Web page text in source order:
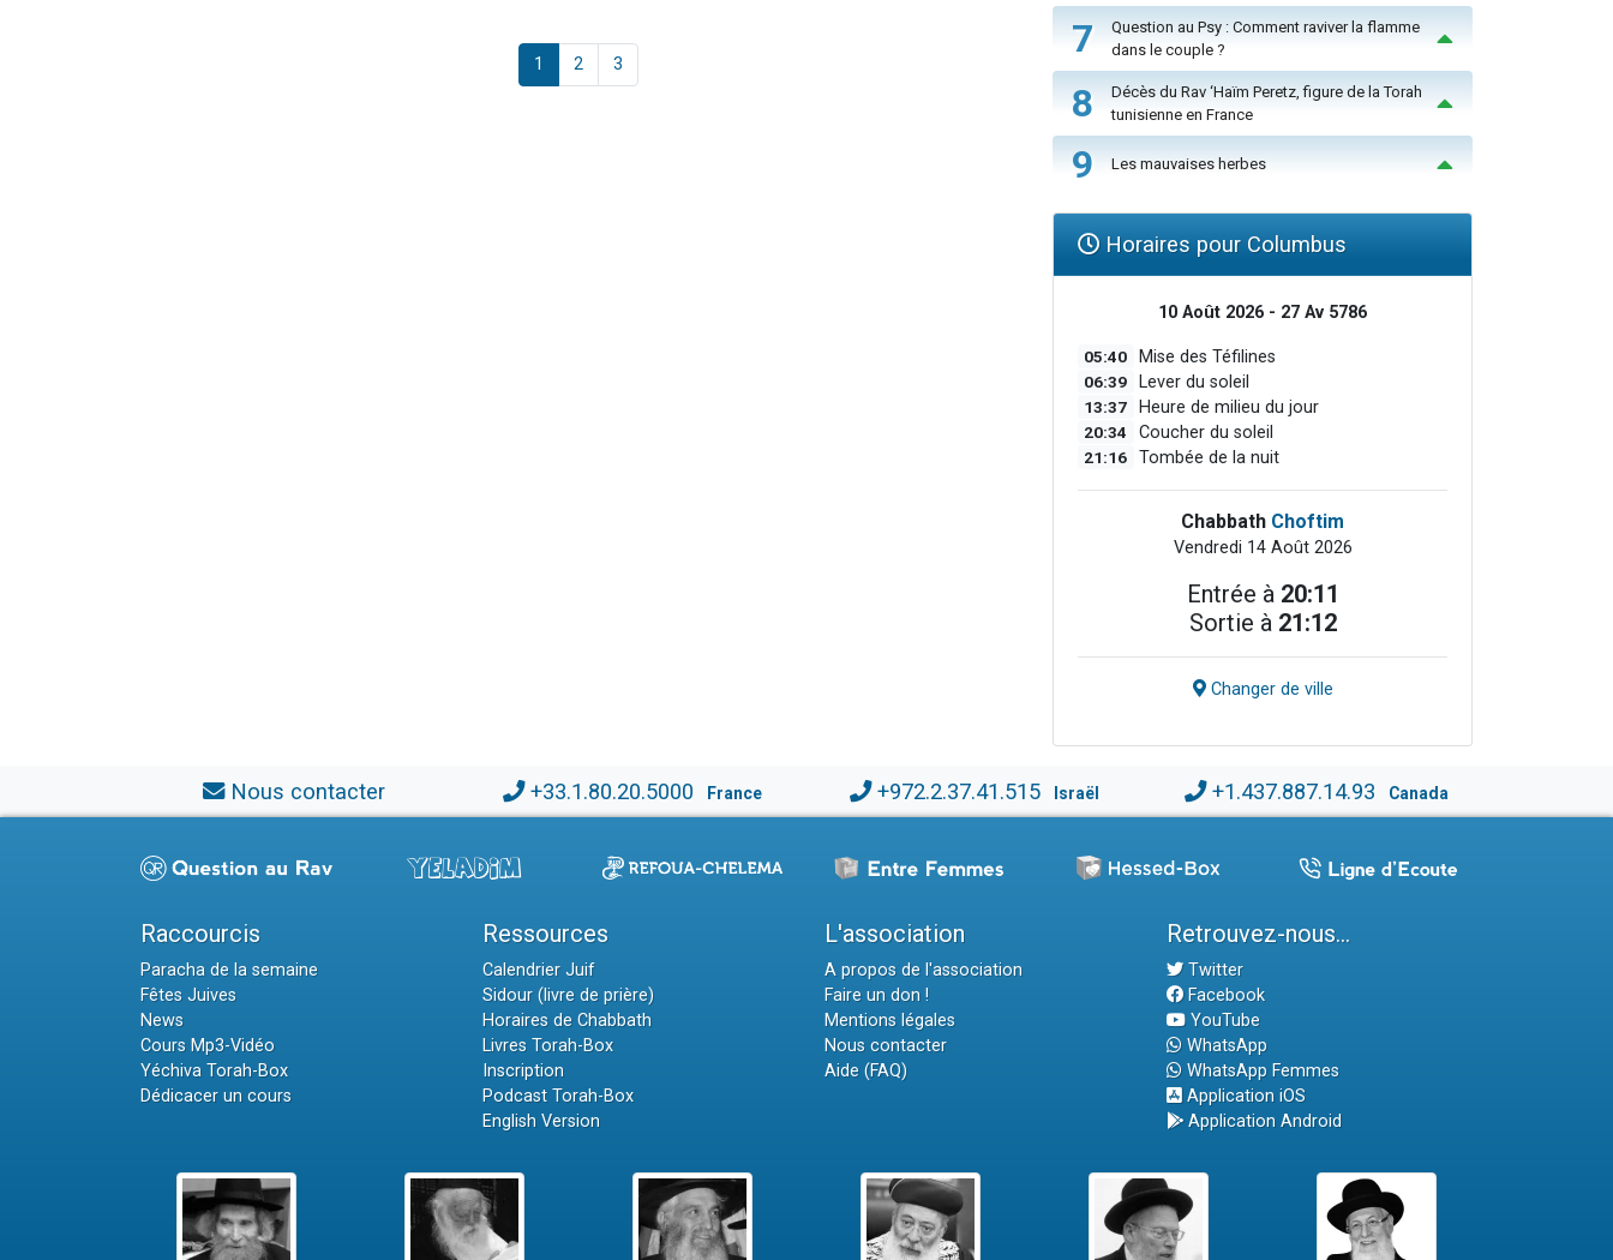
1 2 3
7
Question au Psy : Comment raviver la flamme
dans le couple ?
8
Décès du Rav ‘Haïm Peretz, figure de la Torah
tunisienne en France
9 Les mauvaises herbes
Horaires pour Columbus
10 Août 2026 - 27 Av 5786
05:40 Mise des Téfilines
06:39 Lever du soleil
13:37 Heure de milieu du jour
20:34 Coucher du soleil
21:16 Tombée de la nuit
Chabbath Choftim
Vendredi 14 Août 2026
Entrée à 20:11
Sortie à 21:12
Changer de ville
Nous contacter +33.1.80.20.5000 France +972.2.37.41.515 Israël +1.437.887.14.93 Canada
Raccourcis
Paracha de la semaine
Fêtes Juives
News
Cours Mp3-Vidéo
Yéchiva Torah-Box
Dédicacer un cours
Ressources
Calendrier Juif
Sidour (livre de prière)
Horaires de Chabbath
Livres Torah-Box
Inscription
Podcast Torah-Box
English Version
L'association
A propos de l'association
Faire un don !
Mentions légales
Nous contacter
Aide (FAQ)
Retrouvez-nous...
Twitter
Facebook
YouTube
WhatsApp
WhatsApp Femmes
Application iOS
Application Android